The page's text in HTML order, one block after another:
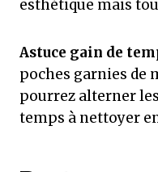
esthétique mais
Astuce gain de
poches garnies de
pourrez alterner
temps à nettoyer